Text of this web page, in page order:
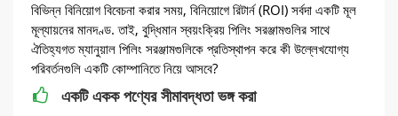
বিভিন্ন বিনিয়োগ বিবেচনা করার সময়, বিনিয়োগে রিটার্ন (ROI) সর্বদা একটি মূল
মূল্যায়নের মানদণ্ড. তাই, বুদ্ধিমান স্বয়ংক্রিয় পিলিং সরঞ্জামগুলির সাথে
ঐতিহ্যগত ম্যানুয়াল পিলিং সরঞ্জামগুলিকে প্রতিস্থাপন করে কী উল্লেখযোগ্য
পরিবর্তনগুলি একটি কোম্পানিতে নিয়ে আসবে?
একটি একক পণ্যের সীমাবদ্ধতা ভঙ্গ করা